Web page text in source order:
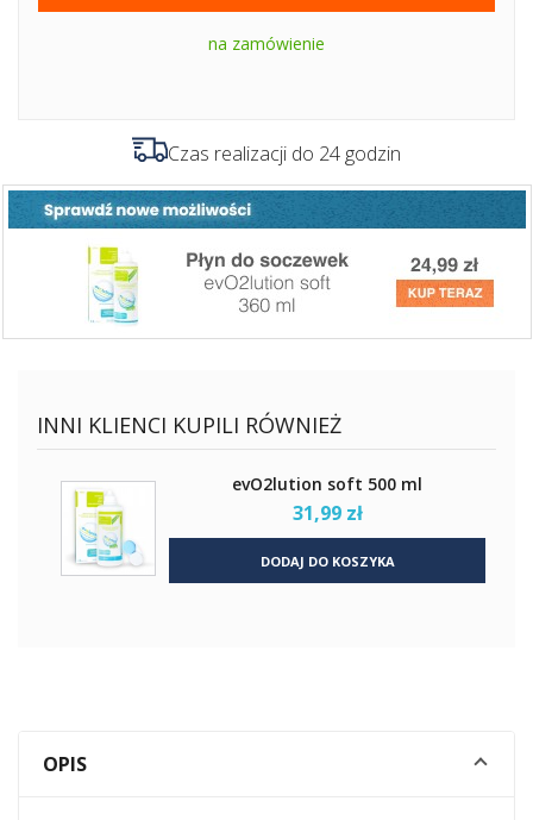
na zamówienie
Czas realizacji do 24 godzin
INNI KLIENCI KUPILI RÓWNIEŻ
evO2lution soft 500 ml
31,99 zł
DODAJ DO KOSZYKA
OPIS